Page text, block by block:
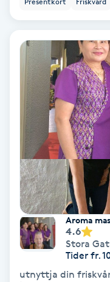
Babylights
Balayage
Bambumassage
Barber
Barnklippning
BIAB
Aroma
4.6
Stora
Tider fr.
utnyttja din